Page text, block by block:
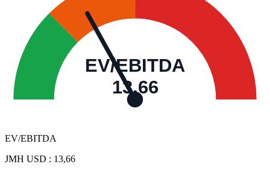
EV/EBITDA
13,66
EV/EBITDA
JMH USD : 13,66